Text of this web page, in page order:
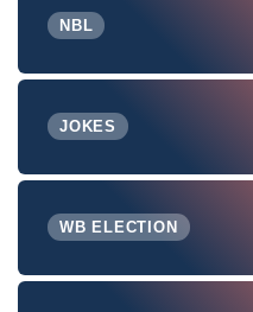
NBL
JOKES
WB ELECTION